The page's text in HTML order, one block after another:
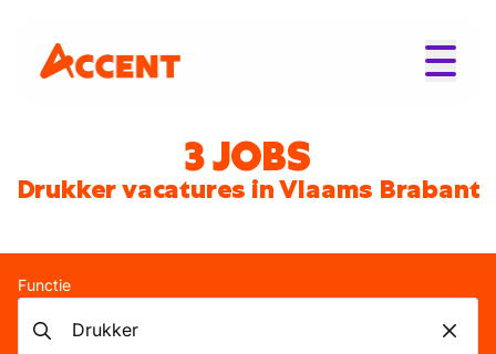
3 JOBS
Drukker vacatures in Vlaams Brabant
Functie